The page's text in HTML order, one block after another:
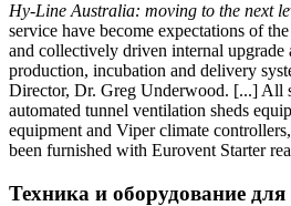
Hy-Line Australia: moving to the next
service have become expectations of
and collectively driven internal
production, incubation and delivery
Director, Dr. Greg Underwood. [...] All
automated tunnel ventilation sheds
equipment and Viper climate
been furnished with Eurovent Starter
Техника и оборудование для